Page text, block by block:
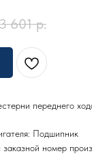
601 р.
переднего
Подшипник
заказной номер